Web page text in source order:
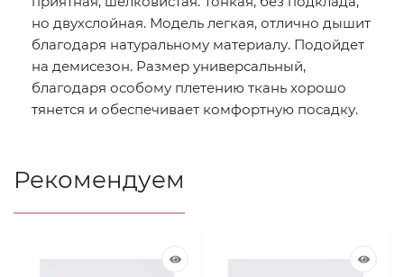
но двухслойная. Модель легкая, отлично дышит
благодаря натуральному материалу. Подойдет
на демисезон. Размер универсальный,
благодаря особому плетению ткань хорошо
тянется и обеспечивает комфортную посадку.
Рекомендуем